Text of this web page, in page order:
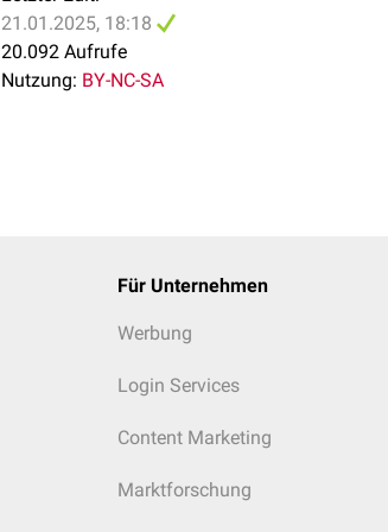
21.01.2025, 18:18
20.092 Aufrufe
Nutzung: BY-NC-SA
Für Unternehmen
Werbung
Login Services
Content Marketing
Marktforschung